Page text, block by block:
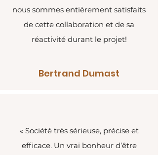
nous sommes entièrement satisfaits
de cette collaboration et de sa
réactivité durant le projet!
Bertrand Dumast
« Société très sérieuse, précise et
efficace. Un vrai bonheur d’être